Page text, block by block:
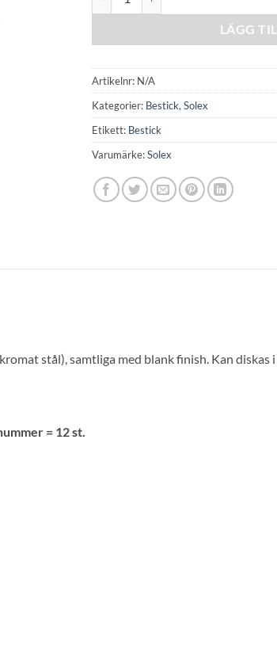
LÄGG
Artikelnr: N/A
Kategorier: Bestick, Solex
Etikett: Bestick
Varumärke:Solex
stål), samtliga med blank finish. Kan diskas
= 12 st.